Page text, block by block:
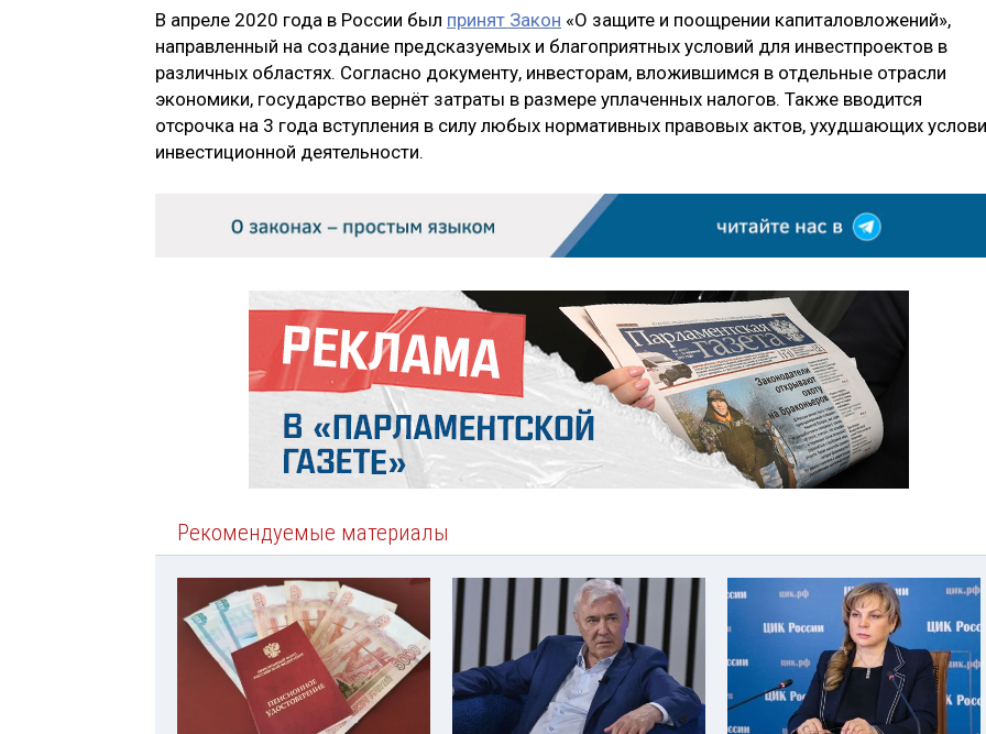
В апреле 2020 года в России был принят Закон «О защите и поощрении капиталовложений»,
направленный на создание предсказуемых и благоприятных условий для инвестпроектов в
различных областях. Согласно документу, инвесторам, вложившимся в отдельные отрасли
экономики, государство вернёт затраты в размере уплаченных налогов. Также вводится
отсрочка на 3 года вступления в силу любых нормативных правовых актов, ухудшающих
инвестиционной деятельности.
Рекомендуемые материалы